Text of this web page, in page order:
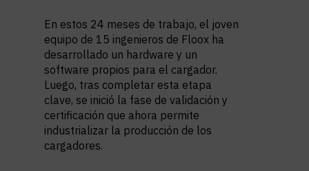
En estos 24 meses de trabajo, el joven
equipo de 15 ingenieros de Floox ha
desarrollado un hardware y un
software propios para el cargador.
Luego, tras completar esta etapa
clave, se inició la fase de validación y
certificación que ahora permite
industrializar la producción de los
cargadores.